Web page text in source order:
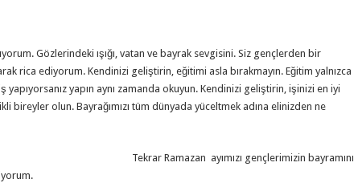
Gözlerindeki ışığı, vatan ve bayrak sevgisini. Siz gençlerden bir
rica ediyorum. Kendinizi geliştirin, eğitimi asla bırakmayın. Eğitim yalnızca
yapın aynı zamanda okuyun. Kendinizi geliştirin, işinizi en iyi
bireyler olun. Bayrağımızı tüm dünyada yüceltmek adına elinizden ne
Tekrar Ramazan ayımızı gençlerimizin bayramını